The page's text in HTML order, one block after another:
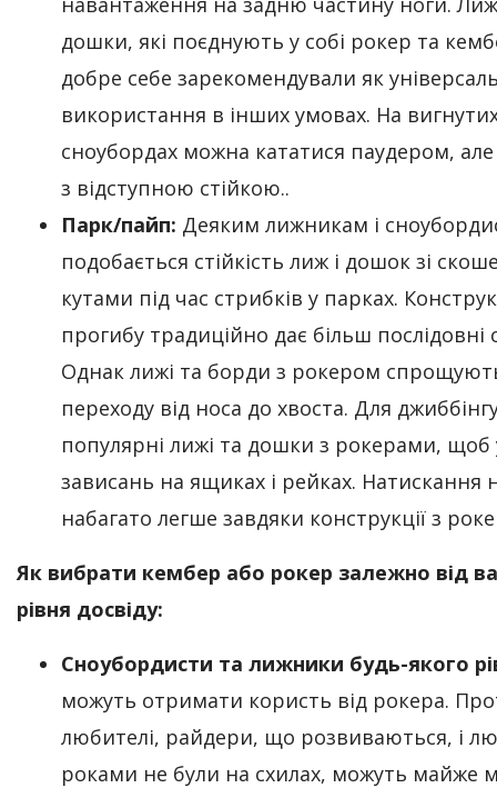
дошки, які поєднують у собі рокер та
добре себе зарекомендували як
використання в інших умовах. На
сноубордах можна кататися паудером,
з відступною стійкою..
Парк/пайп: Деяким лижникам і
подобається стійкість лиж і дошок зі
кутами під час стрибків у парках.
прогибу традиційно дає більш послідовні
Однак лижі та борди з рокером
переходу від носа до хвоста. Для
популярні лижі та дошки з рокерами, щоб
зависань на ящиках і рейках. Натискання
набагато легше завдяки конструкції з
Як вибрати кембер або рокер залежно від
рівня досвіду:
Сноубордисти та лижники будь-якого
можуть отримати користь від рокера.
любителі, райдери, що розвиваються, і
роками не були на схилах, можуть майже